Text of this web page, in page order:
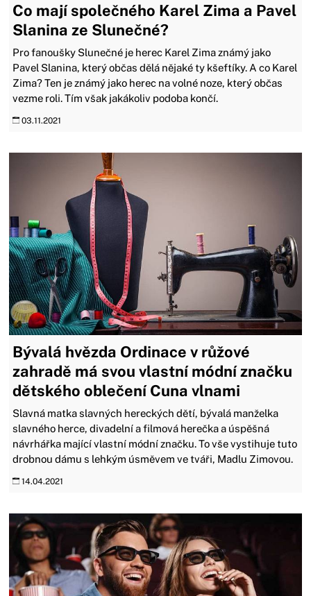
Co mají společného Karel Zima a Pavel
Slanina ze Slunečné?
Pro fanoušky Slunečné je herec Karel Zima známý jako
Pavel Slanina, který občas dělá nějaké ty kšeftíky. A co Karel
Zima? Ten je známý jako herec na volné noze, který občas
vezme roli. Tím však jakákoliv podoba končí.
03.11.2021
Bývalá hvězda Ordinace v růžové
zahradě má svou vlastní módní značku
dětského oblečení Cuna vlnami
Slavná matka slavných hereckých dětí, bývalá manželka
slavného herce, divadelní a filmová herečka a úspěšná
návrhářka mající vlastní módní značku. To vše vystihuje tuto
drobnou dámu s lehkým úsměvem ve tváři, Madlu Zimovou.
14.04.2021